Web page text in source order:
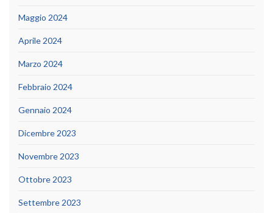
Maggio 2024
Aprile 2024
Marzo 2024
Febbraio 2024
Gennaio 2024
Dicembre 2023
Novembre 2023
Ottobre 2023
Settembre 2023